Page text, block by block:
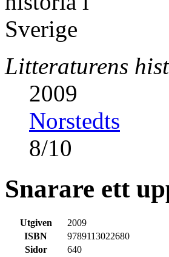
Litteraturens
2009
Norstedts
8/10
Snarare ett
Utgiven
2009
ISBN
9789113022680
Sidor
640